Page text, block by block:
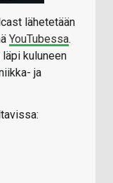
lähetetään
YouTubessa.
kuluneen
ja